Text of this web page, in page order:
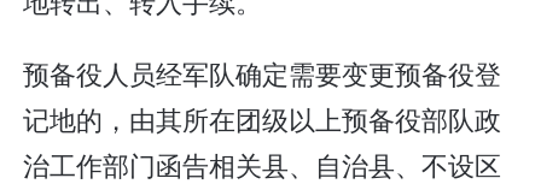
预备役人员经军队确定需要变更预备役登
记地的，由其所在团级以上预备役部队政
治工作部门函告相关县、自治县、不设区